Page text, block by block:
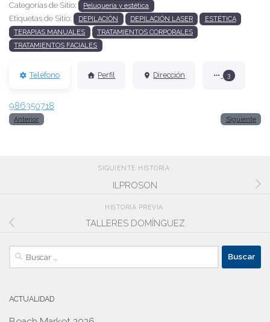
Categorías de Sitio: Peluquería y estética
Etiquetas de Sitio: DEPILACIÓN DEPILACIÓN LASER
ESTÉTICA
TERAPIAS MANUALES
TRATAMIENTOS CORPORALES
TRATAMIENTOS FACIALES
Teléfono Perfil Dirección 3
986350718
Anterior Siguiente
SIGUIENTE HISTORIA
ILPROSON
HISTORIA PREVIA
TALLERES DOMÍNGUEZ
Buscar:
ACTUALIDAD